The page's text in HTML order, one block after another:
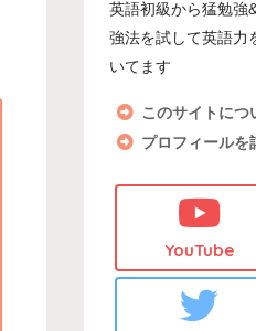
英語初級から猛勉
強法を試して英語力
いてます
このサイトにつ
プロフィールを
YouTube